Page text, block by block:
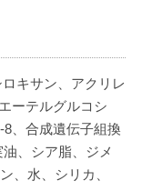
キサン、アクリレ
ーテルグルコシ
、合成遺伝子組換
、シア脂、ジメ
、水、シリカ、